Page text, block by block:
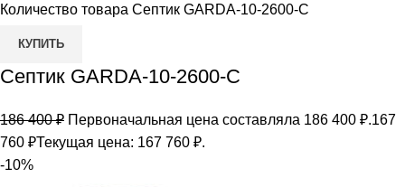
Количество товара Септик GARDA-10-2600-С
КУПИТЬ
Септик GARDA-10-2600-С
186 400₽ Первоначальная цена составляла 186 400 ₽.167
760 ₽Текущая цена: 167 760 ₽.
-10%